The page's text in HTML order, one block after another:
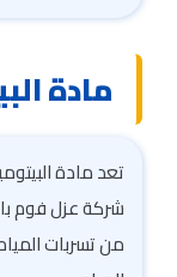
مادة
تعد مادة
شركة عزل فوم
من تسربات